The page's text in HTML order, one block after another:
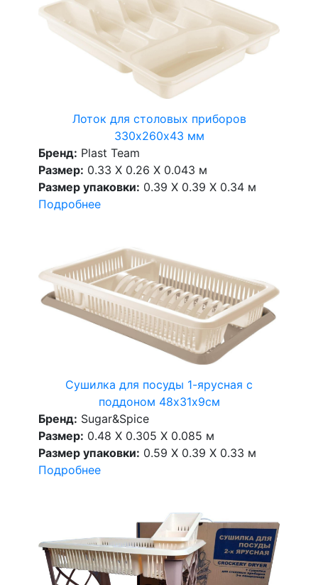
Лоток для столовых приборов
330х260х43 мм
Бренд: Plast Team
Размер: 0.33 X 0.26 X 0.043 м
Размер упаковки: 0.39 X 0.39 X 0.34 м
Подробнее
Сушилка для посуды 1-ярусная с
поддоном 48х31х9см
Бренд: Sugar&Spice
Размер: 0.48 X 0.305 X 0.085 м
Размер упаковки: 0.59 X 0.39 X 0.33 м
Подробнее